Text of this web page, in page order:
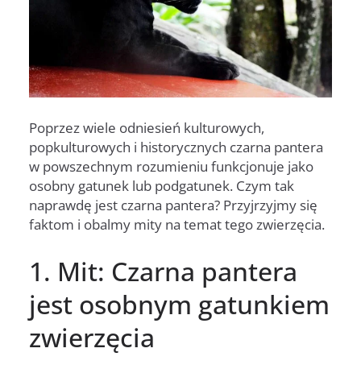
Poprzez wiele odniesień kulturowych,
popkulturowych i historycznych czarna pantera
w powszechnym rozumieniu funkcjonuje jako
osobny gatunek lub podgatunek. Czym tak
naprawdę jest czarna pantera? Przyjrzyjmy się
faktom i obalmy mity na temat tego zwierzęcia.
1. Mit: Czarna pantera
jest osobnym gatunkiem
zwierzęcia